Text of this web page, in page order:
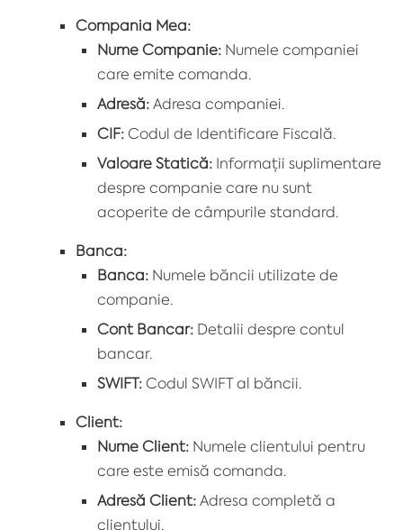
Compania Mea:
Nume Companie: Numele companiei
care emite comanda.
Adresă: Adresa companiei.
CIF: Codul de Identificare Fiscală.
Valoare Statică: Informații suplimentare
despre companie care nu sunt
acoperite de câmpurile standard.
Banca:
Banca: Numele băncii utilizate de
companie.
Cont Bancar: Detalii despre contul
bancar.
SWIFT: Codul SWIFT al băncii.
Client:
Nume Client: Numele clientului pentru
care este emisă comanda.
Adresă Client: Adresa completă a
clientului.